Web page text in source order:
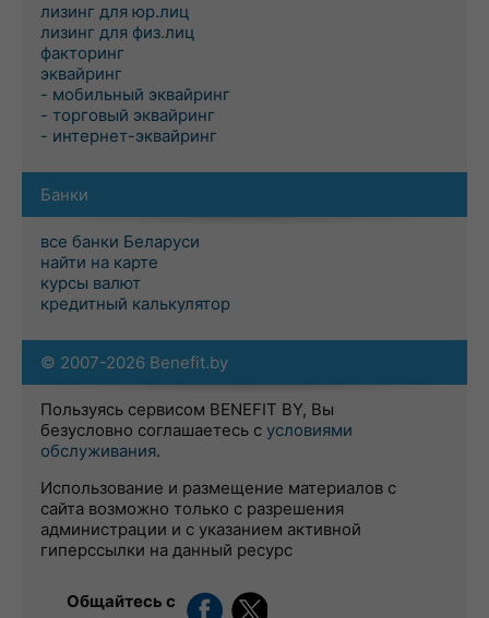
лизинг для юр.лиц
лизинг для физ.лиц
факторинг
эквайринг
- мобильный эквайринг
- торговый эквайринг
- интернет-эквайринг
Банки
все банки Беларуси
найти на карте
курсы валют
кредитный калькулятор
© 2007-2026 Benefit.by
Пользуясь сервисом BENEFIT BY, Вы
безусловно соглашаетесь с условиями
обслуживания.
Использование и размещение материалов с
сайта возможно только с разрешения
администрации и с указанием активной
гиперссылки на данный ресурс
Общайтесь с